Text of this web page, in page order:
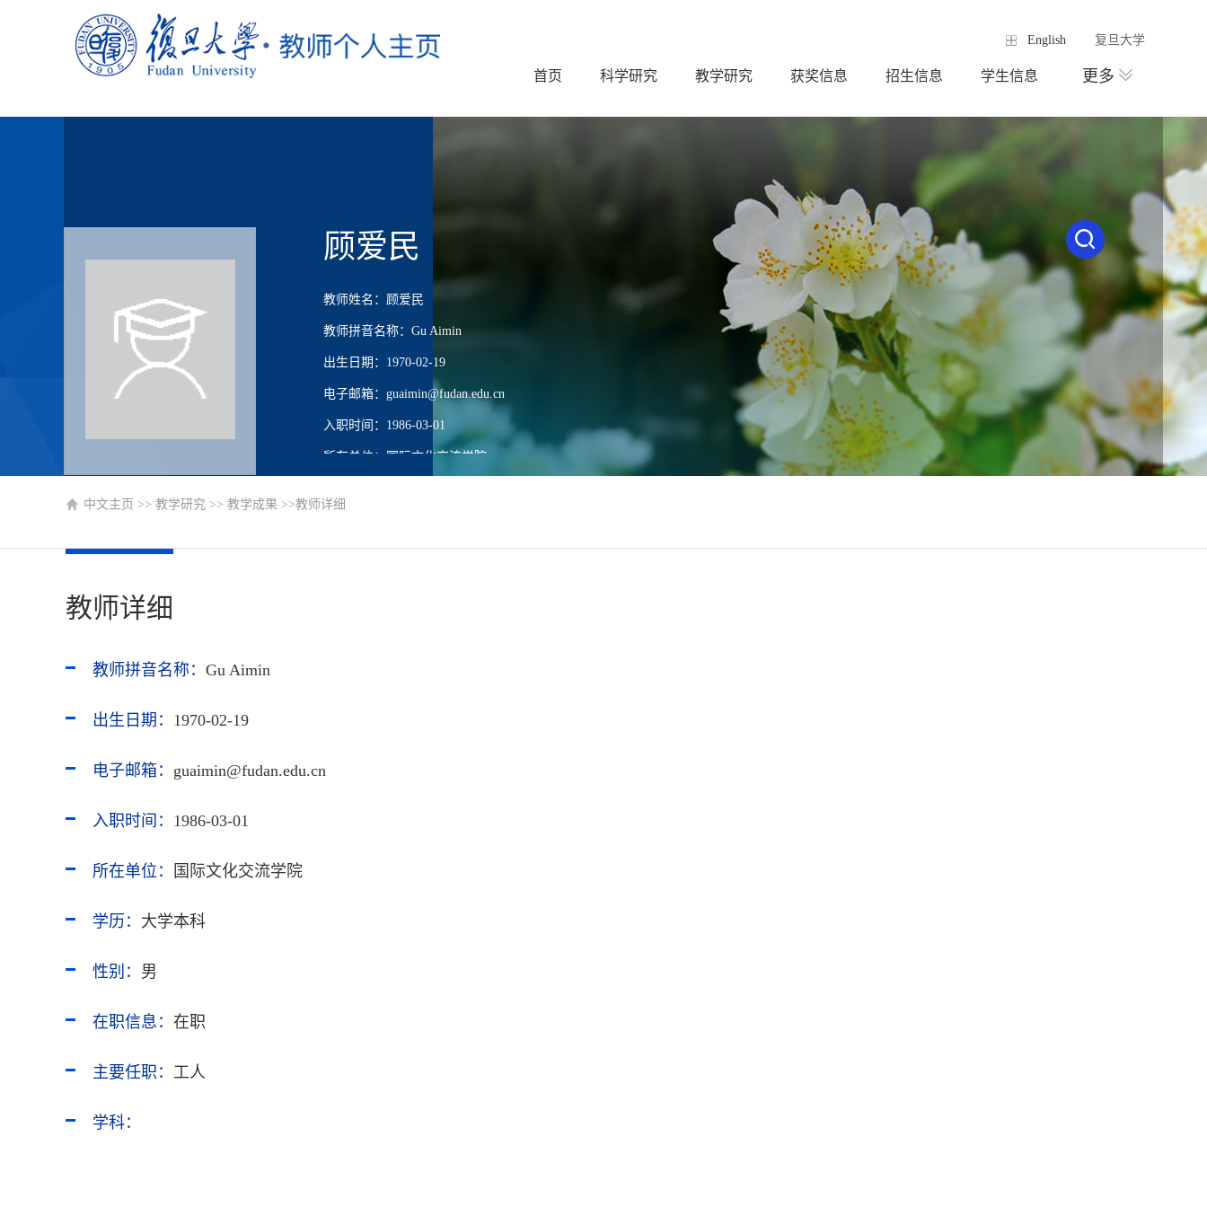
English 复旦大学
首页 科学研究 教学研究 获奖信息 招生信息 学生信息 更多
顾爱民
教师姓名：顾爱民
教师拼音名称：Gu Aimin
出生日期：1970-02-19
电子邮箱：guaimin@fudan.edu.cn
入职时间：1986-03-01
所在单位：国际文化交流学院
在职信息：在职
中文主页 >> 教学研究 >> 教学成果 >>教师详细
教师详细
教师拼音名称： Gu Aimin
出生日期： 1970-02-19
电子邮箱： guaimin@fudan.edu.cn
入职时间： 1986-03-01
所在单位： 国际文化交流学院
学历： 大学本科
性别： 男
在职信息： 在职
主要任职： 工人
学科：